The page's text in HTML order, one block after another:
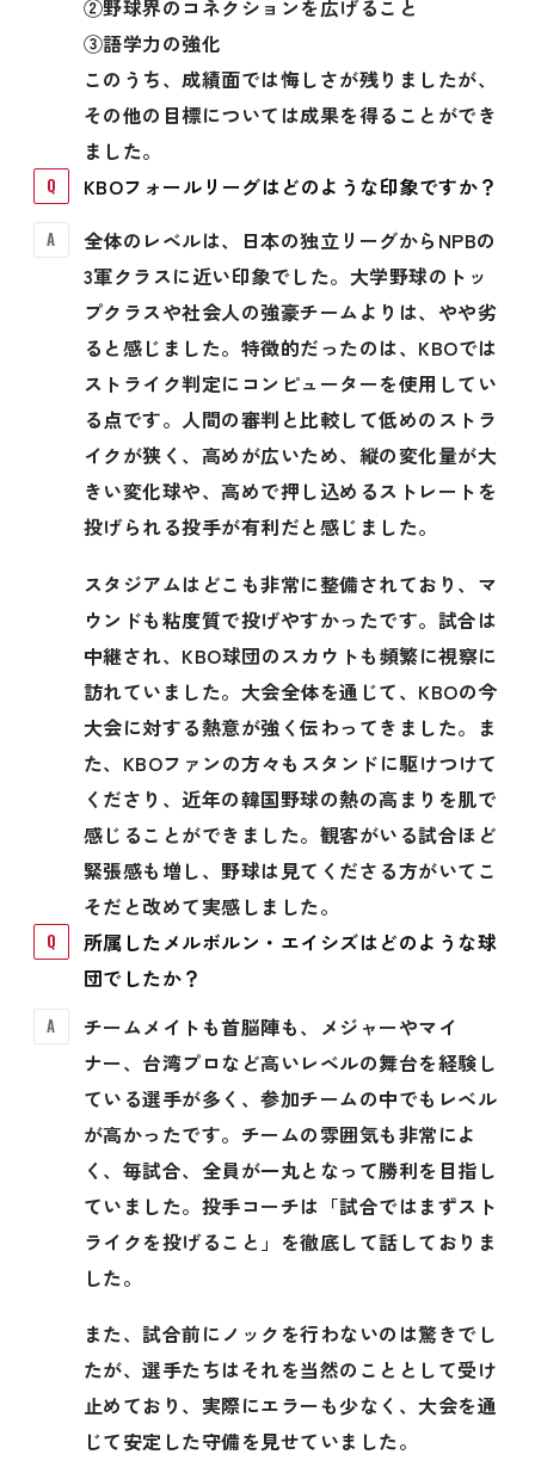
②野球界のコネクションを広げること
③語学力の強化
このうち、成績面では悔しさが残りましたが、
その他の目標については成果を得ることができ
ました。
KBOフォールリーグはどのような印象ですか？
全体のレベルは、日本の独立リーグからNPBの
3軍クラスに近い印象でした。大学野球のトッ
プクラスや社会人の強豪チームよりは、やや劣
ると感じました。特徴的だったのは、KBOでは
ストライク判定にコンピューターを使用してい
る点です。人間の審判と比較して低めのストラ
イクが狭く、高めが広いため、縦の変化量が大
きい変化球や、高めで押し込めるストレートを
投げられる投手が有利だと感じました。
スタジアムはどこも非常に整備されており、マ
ウンドも粘度質で投げやすかったです。試合は
中継され、KBO球団のスカウトも頻繁に視察に
訪れていました。大会全体を通じて、KBOの今
大会に対する熱意が強く伝わってきました。ま
た、KBOファンの方々もスタンドに駆けつけて
くださり、近年の韓国野球の熱の高まりを肌で
感じることができました。観客がいる試合ほど
緊張感も増し、野球は見てくださる方がいてこ
そだと改めて実感しました。
所属したメルボルン・エイシズはどのような球
団でしたか？
チームメイトも首脳陣も、メジャーやマイ
ナー、台湾プロなど高いレベルの舞台を経験し
ている選手が多く、参加チームの中でもレベル
が高かったです。チームの雰囲気も非常によ
く、毎試合、全員が一丸となって勝利を目指し
ていました。投手コーチは「試合ではまずスト
ライクを投げること」を徹底して話しておりま
した。
また、試合前にノックを行わないのは驚きでし
たが、選手たちはそれを当然のこととして受け
止めており、実際にエラーも少なく、大会を通
じて安定した守備を見せていました。